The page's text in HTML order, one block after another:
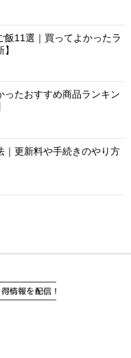
飯11選｜買ってよかったラ
ったおすすめ商品ランキン
｜更新料や手続きのやり方